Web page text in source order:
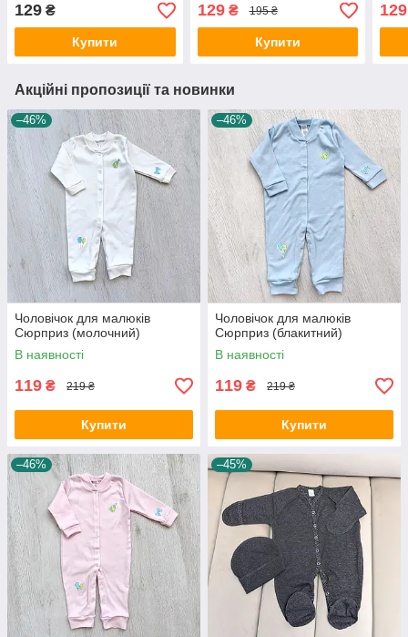
129 ₴
Купити
129₴ 195 ₴
Купити
129
Акційні пропозиції та новинки
–46%
Чоловічок для малюків
Сюрприз (молочний)
В наявності
119 ₴ 219 ₴
Купити
–46%
Чоловічок для малюків
Сюрприз (блакитний)
В наявності
119 ₴ 219 ₴
Купити
–46% –45%